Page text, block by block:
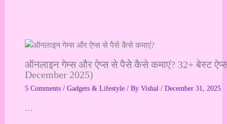
ऑनलाइन गेम्स और ऐप्स से पैसे कैसे कमाएं? 32+ बेस्ट
December 2025)
5 Comments / Gadgets & Lifestyle/ By Vishal / December 31, 2025
…